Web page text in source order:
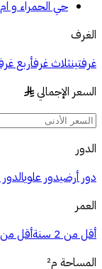
حي الحمراء و
الغرف
غرفتينثلاث غرفأربع
السعر الإجمالي §
الدور
دور أرضيدور علويالدور 3
العمر
أقل من 2 سنة
أقل من 5
المساحة م²